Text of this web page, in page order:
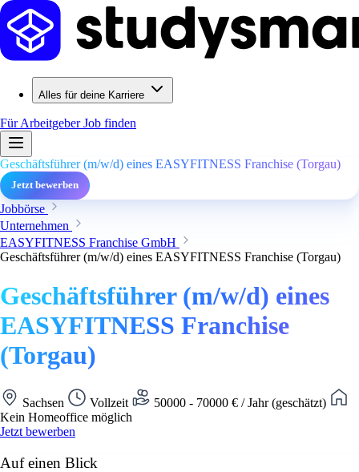
Alles für deine Karriere
Für ArbeitgeberJob finden
Geschäftsführer (m/w/d) eines EASYFITNESS Franchise (Torgau)
Jetzt bewerben
Jobbörse
Unternehmen
EASYFITNESS Franchise GmbH
Geschäftsführer (m/w/d) eines EASYFITNESS Franchise (Torgau)
Geschäftsführer (m/w/d) eines
EASYFITNESS Franchise
(Torgau)
Sachsen Vollzeit
50000 - 70000 € / Jahr (geschätzt)
Kein Homeoffice möglich
Jetzt bewerben
Auf einen Blick